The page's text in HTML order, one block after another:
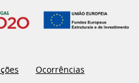
Ocorrências